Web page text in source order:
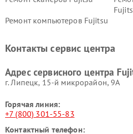
Ремонт компьютеров Fujitsu
Контакты сервис центра
Адрес сервисного центра
г. Липецк, 15-й микрорайон, 9А
Горячая линия:
+7 (800) 301-55-83
Контактный телефон: